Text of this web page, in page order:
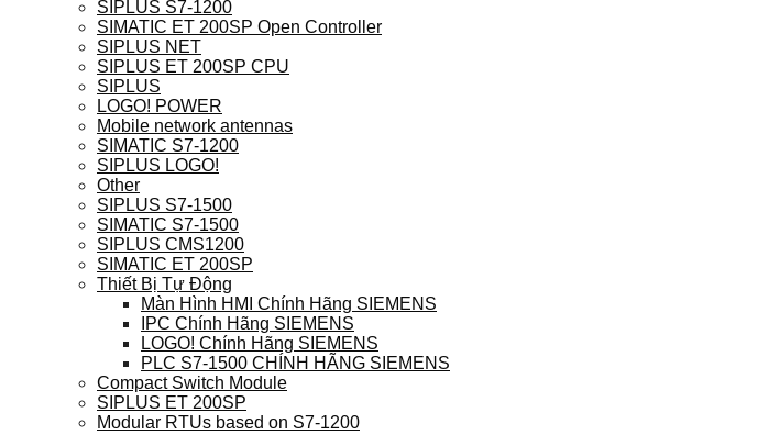
SIPLUS S7-1200
SIMATIC ET 200SP Open Controller
SIPLUS NET
SIPLUS ET 200SP CPU
SIPLUS
LOGO! POWER
Mobile network antennas
SIMATIC S7-1200
SIPLUS LOGO!
Other
SIPLUS S7-1500
SIMATIC S7-1500
SIPLUS CMS1200
SIMATIC ET 200SP
Thiết Bị Tự Động
Màn Hình HMI Chính Hãng SIEMENS
IPC Chính Hãng SIEMENS
LOGO! Chính Hãng SIEMENS
PLC S7-1500 CHÍNH HÃNG SIEMENS
Compact Switch Module
SIPLUS ET 200SP
Modular RTUs based on S7-1200